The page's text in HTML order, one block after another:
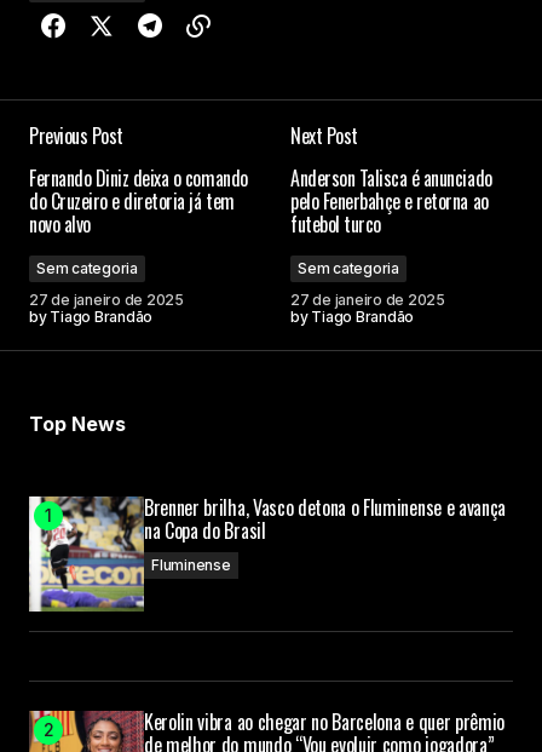
Previous Post
Fernando Diniz deixa o comando
do Cruzeiro e diretoria já tem
novo alvo
Sem categoria
27 de janeiro de 2025
by Tiago Brandão
Next Post
Anderson Talisca é anunciado
pelo Fenerbahçe e retorna ao
futebol turco
Sem categoria
27 de janeiro de 2025
by Tiago Brandão
Top News
Brenner brilha, Vasco detona o Fluminense e avança
na Copa do Brasil
Fluminense
Kerolin vibra ao chegar no Barcelona e quer prêmio
de melhor do mundo “Vou evoluir como jogadora”